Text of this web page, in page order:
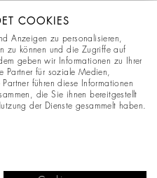
COOKIES
Anzeigen zu personalisieren,
zu können und die Zugriffe auf
geben wir Informationen zu Ihrer
Partner für soziale Medien,
führen diese Informationen
die Sie ihnen bereitgestellt
der Dienste gesammelt haben.